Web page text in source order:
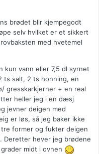
brødet blir kjempegodt
selv hvilket er et sikkert
med hvetemel
kun vann eller 7,5 dl syrnet
ts salt, 2 ts honning, en
gresskarkjerner + en real
heller jeg i en dæsj
jevner deigen med
er løs, så jeg baker ikke
former og fukter deigen
Deretter hever jeg brødene
midt i ovnen